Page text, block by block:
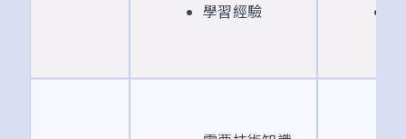
學習經驗